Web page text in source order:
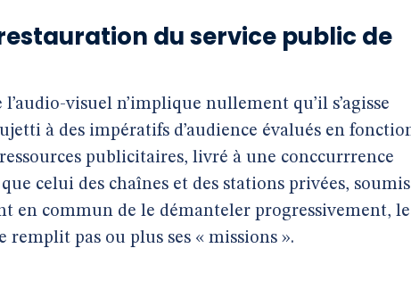
du service public de
l’audio-visuel n’implique nullement qu’il s’agisse
à des impératifs d’audience évalués en
publicitaires, livré à une conccurrrence
celui des chaînes et des stations privées, soumis
en commun de le démanteler progressivement, le
remplit pas ou plus ses « missions ».